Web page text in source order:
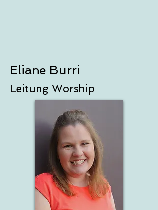
Eliane Burri
Leitung Worship